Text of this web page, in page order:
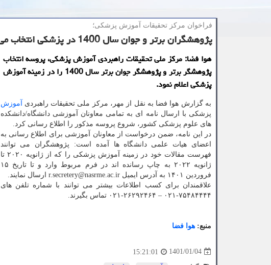
فراخوان مركز تحقیقات آموزش پزشكی؛
پژوهشگران برتر و جوان سال 1400 در پزشکی انتخاب می شوند
هوا فضا: مرکز ملی تحقیقات راهبردی آموزش پزشکی، پروسه انتخاب
پژوهشگر برتر و پژوهشگر جوان برتر سال 1400 را در زمینه آموزش
پزشکی اعلام نمود.
به گزارش هوا فضا به نقل از مهر، مرکز ملی تحقیقات راهبردی
آموزش
پزشکی با ارسال نامه ای به تمامی معاونان آموزشی دانشگاه/دانشکده
های علوم پزشکی کشور، شروع پروسه مذکور را اطلاع رسانی کرد.
در این نامه، ضمن درخواست از معاونان آموزشی برای اطلاع رسانی به
اعضای هیات علمی دانشگاه ها آمده است: پژوهشگران می توانند
فهرست مقالات خود در زمینه آموزش پزشکی را که از ژانویه ۲۰۲۰ تا
ژانویه ۲۰۲۲ به چاپ رسانده اند در فرم مربوط وارد و تا تاریخ ۱۵
فروردین ۱۴۰۱ به آدرس ایمیل r.secretery@nasrme.ac.ir ارسال نمایند.
علاقمندان برای کسب اطلاعات بیشتر می توانند با شماره تلفن های
۷۵۴۸۴۴۴۴-۰۲۱ – ۲۶۲۹۲۴۶۴-۰۲۱ تماس بگیرند.
منبع: هوا فضا
1401/01/04
15:21:01